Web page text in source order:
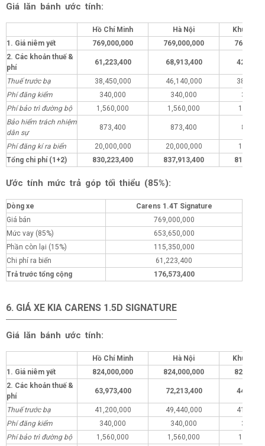
Giá lăn bánh ước tính:
Hồ Chí Minh Hà Nội
Khu vực
1. Giá niêm yết
769,000,000 769,000,000
2. Các khoản thuế &
phí
61,223,400 68,913,400
Thuế trước bạ 38,450,000 46,140,000
Phí đăng kiểm
340,000 340,000
Phí bảo trì đường bộ
1,560,000 1,560,000
Bảo hiểm trách nhiệm
dân sự
873,400 873,400
Phí đăng kí ra biển 20,000,000 20,000,000
Tổng chi phí (1+2)
830,223,400 837,913,400
Ước tính mức trả góp tối thiểu (85%):
Dòng xe
Carens 1.4T Signature
Giá bán
769,000,000
Mức vay (85%)
653,650,000
Phần còn lại (15%)
115,350,000
Chi phí ra biển
61,223,400
Trả trước tổng cộng
176,573,400
6. GIÁ XE KIA CARENS 1.5D SIGNATURE
Giá lăn bánh ước tính:
Hồ Chí Minh Hà Nội
Khu vực
1. Giá niêm yết
824,000,000 824,000,000
2. Các khoản thuế &
phí
63,973,400 72,213,400
Thuế trước bạ 41,200,000 49,440,000
Phí đăng kiểm
340,000 340,000
Phí bảo trì đường bộ
1,560,000 1,560,000